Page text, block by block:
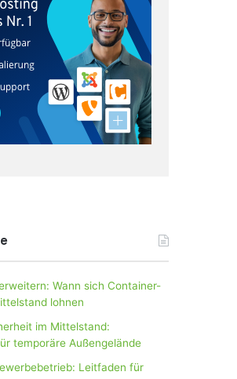
Wann sich Container-
lohnen
im Mittelstand:
temporäre Außengelände
Leitfaden für